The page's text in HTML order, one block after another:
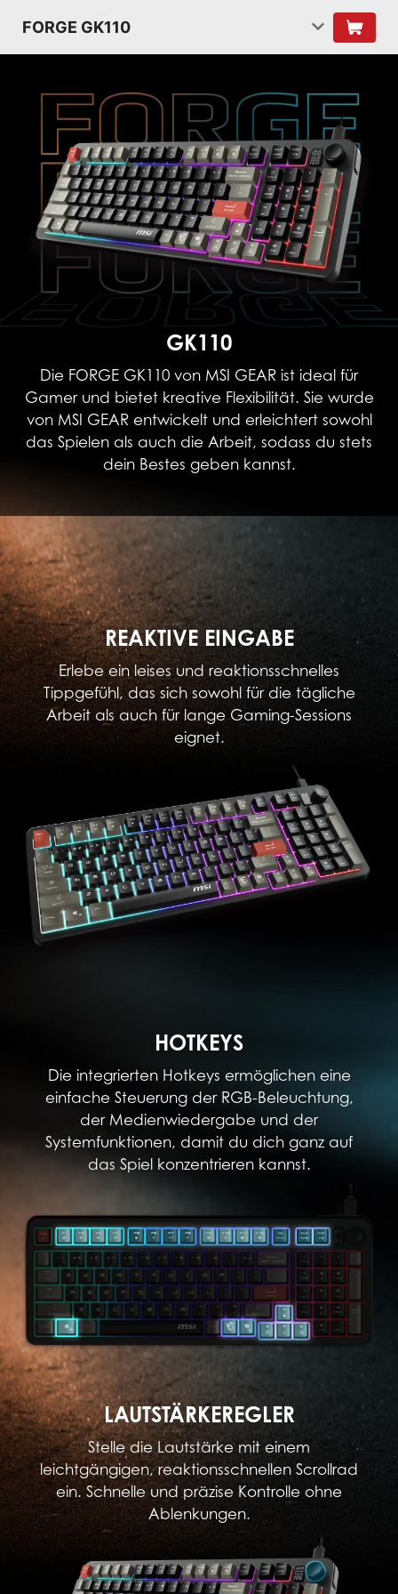
FORGE GK110
GK110
Die FORGE GK110 von MSI GEAR ist ideal für
Gamer und bietet kreative Flexibilität. Sie wurde
von MSI GEAR entwickelt und erleichtert sowohl
das Spielen als auch die Arbeit, sodass du stets
dein Bestes geben kannst.
REAKTIVE EINGABE
Erlebe ein leises und reaktionsschnelles
Tippgefühl, das sich sowohl für die tägliche
Arbeit als auch für lange Gaming-Sessions
eignet.
HOTKEYS
Die integrierten Hotkeys ermöglichen eine
einfache Steuerung der RGB-Beleuchtung,
der Medienwiedergabe und der
Systemfunktionen, damit du dich ganz auf
das Spiel konzentrieren kannst.
LAUTSTÄRKEREGLER
Stelle die Lautstärke mit einem
leichtgängigen, reaktionsschnellen Scrollrad
ein. Schnelle und präzise Kontrolle ohne
Ablenkungen.